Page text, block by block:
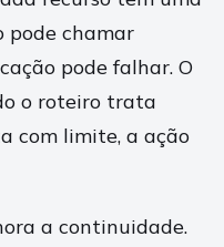
pode chamar
pode falhar. O
o roteiro trata
com limite, a ação
a continuidade.